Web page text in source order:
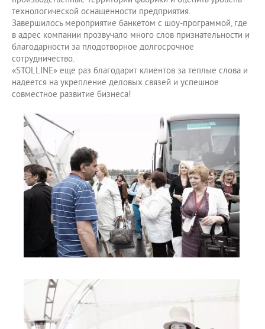
технологической оснащенности предприятия.
Завершилось мероприятие банкетом с шоу-программой, где
в адрес компании прозвучало много слов признательности и
благодарности за плодотворное долгосрочное
сотрудничество.
«STOLLINE» еще раз благодарит клиентов за теплые слова и
надеется на укрепление деловых связей и успешное
совместное развитие бизнеса!